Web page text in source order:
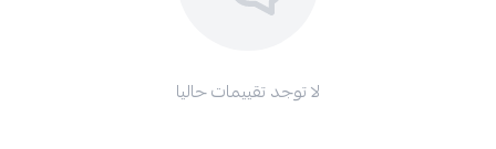
لا توجد تقييمات حاليا